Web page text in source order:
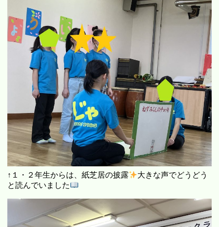
↑１・２年生からは、紙芝居の披露
大きな声でどうどう
と読んでいました